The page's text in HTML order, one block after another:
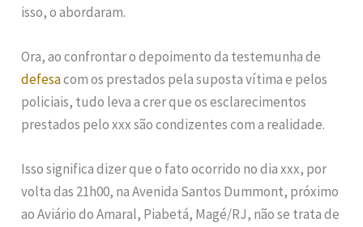
isso, o abordaram.
Ora, ao confrontar o depoimento da testemunha de
defesacom os prestados pela suposta vítima e pelos
policiais, tudo leva a crer que os esclarecimentos
prestados pelo xxx são condizentes com a realidade.
Isso significa dizer que o fato ocorrido no dia xxx, por
volta das 21h00, na Avenida Santos Dummont, próximo
ao Aviário do Amaral, Piabetá, Magé/RJ, não se trata de